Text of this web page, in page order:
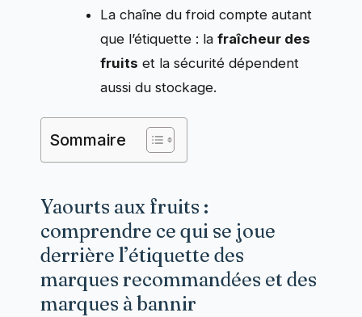
La chaîne du froid compte autant
que l’étiquette : lafraîcheur des
fruits et la sécurité dépendent
aussi du stockage.
Sommaire
Yaourts aux fruits :
comprendre ce qui se joue
derrière l’étiquette des
marques recommandées et des
marques à bannir